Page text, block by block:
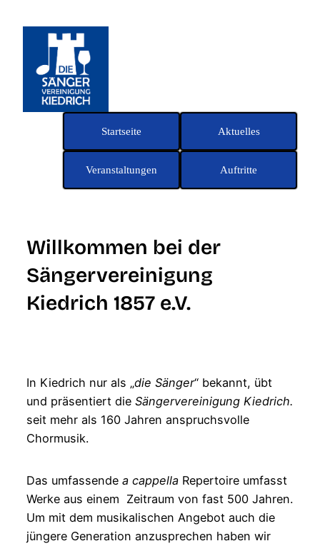
springen
Startseite Aktuelles
Veranstaltungen Auftritte
Willkommen bei der
Sängervereinigung
Kiedrich 1857 e.V.
In Kiedrich nur als „die Sänger“ bekannt, übt
und präsentiert die Sängervereinigung Kiedrich.
seit mehr als 160 Jahren anspruchsvolle
Chormusik.
Das umfassende a cappellaRepertoire umfasst
Werke aus einem Zeitraum von fast 500 Jahren.
Um mit dem musikalischen Angebot auch die
jüngere Generation anzusprechen haben wir